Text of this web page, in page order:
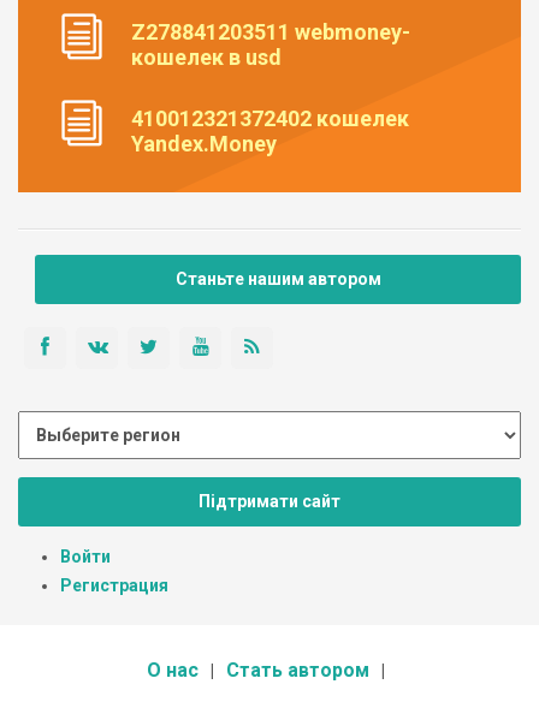
Z278841203511 webmoney-
кошелек в usd
410012321372402 кошелек
Yandex.Money
Станьте нашим автором
Підтримати сайт
Войти
Регистрация
О нас Стать автором